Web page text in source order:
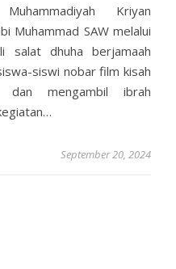
Kriyan
Muhammad SAW melalui
salat dhuha berjamaah
siswi nobar film kisah
dan mengambil ibrah
September 20, 2024